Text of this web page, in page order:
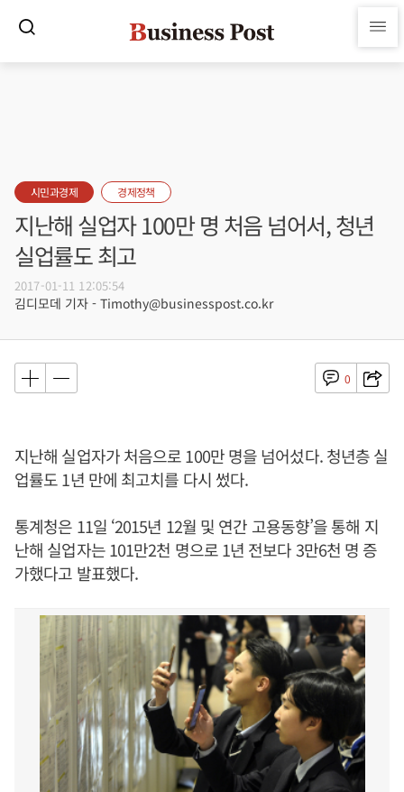
시민과경제 경제정책
지난해 실업자 100만 명 처음 넘어서, 청년
실업률도 최고
2017-01-11 12:05:54
김디모데 기자 - Timothy@businesspost.co.kr
0
지난해 실업자가 처음으로 100만 명을 넘어섰다. 청년층 실
업률도 1년 만에 최고치를 다시 썼다.
통계청은 11일 ‘2015년 12월 및 연간 고용동향’을 통해 지
난해 실업자는 101만2천 명으로 1년 전보다 3만6천 명 증
가했다고 발표했다.